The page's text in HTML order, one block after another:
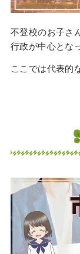
不登校のお子さ
行政が中心とな
ここでは代表的